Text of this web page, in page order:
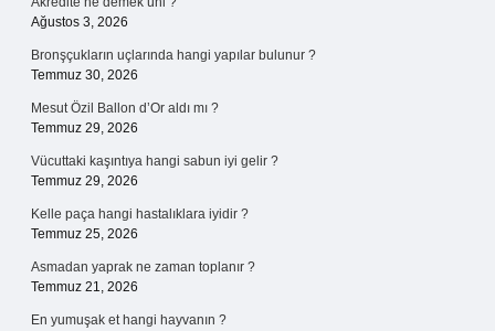
Ağustos 3, 2026
Bronşçukların uçlarında hangi yapılar bulunur ?
Temmuz 30, 2026
Mesut Özil Ballon d’Or aldı mı ?
Temmuz 29, 2026
Vücuttaki kaşıntıya hangi sabun iyi gelir ?
Temmuz 29, 2026
Kelle paça hangi hastalıklara iyidir ?
Temmuz 25, 2026
Asmadan yaprak ne zaman toplanır ?
Temmuz 21, 2026
En yumuşak et hangi hayvanın ?